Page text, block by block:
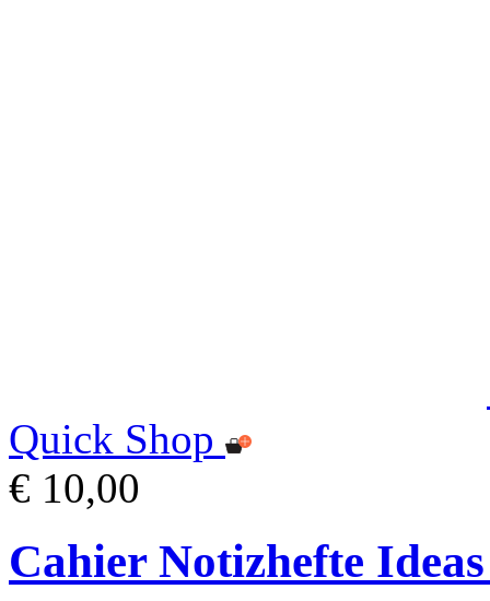
Quick Shop
€ 10,00
Cahier Notizhefte